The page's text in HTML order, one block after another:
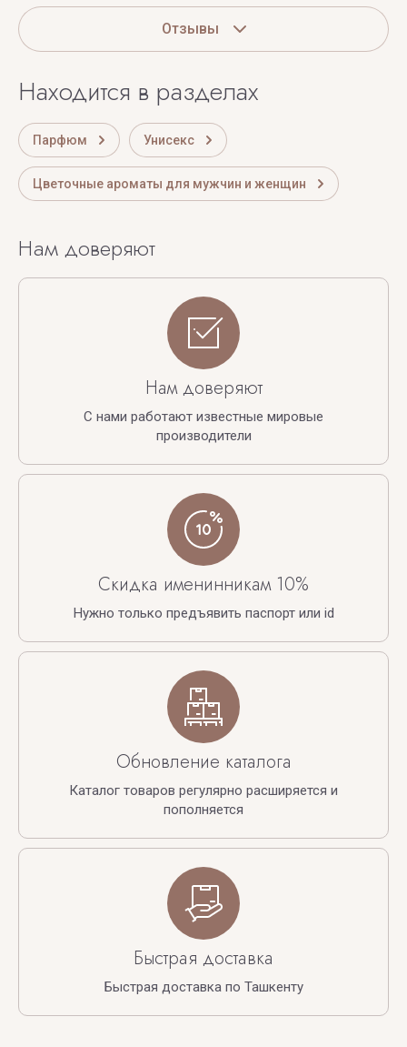
Отзывы
Находится в разделах
Парфюм Унисекс
Цветочные ароматы для мужчин и женщин
Нам доверяют
Нам доверяют
С нами работают известные мировые
производители
Скидка именинникам 10%
Нужно только предъявить паспорт или id
Обновление каталога
Каталог товаров регулярно расширяется и
пополняется
Быстрая доставка
Быстрая доставка по Ташкенту